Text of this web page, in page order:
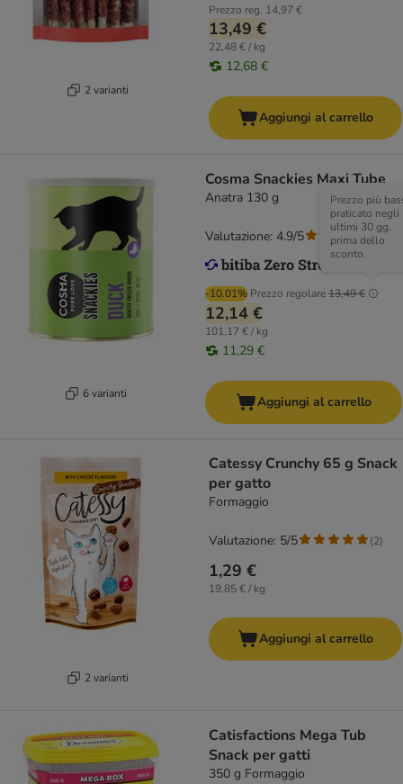
2 varianti
Prezzo reg. 14,97 €
13,49 €
22,48 € / kg
12,68 €
Aggiungi al carrello
6 varianti
Cosma Snackies Maxi Tube
Anatra 130 g
-10.01% Prezzo regolare13,49 €
Prezzo più
praticato negli
ultimi 30 gg,
prima dello
sconto.
12,14 €
101,17 € / kg
11,29 €
Valutazione: 4.9/5 (558
Aggiungi al carrello
2 varianti
Catessy Crunchy 65 g Snack
per gatto
Formaggio
1,29 €
19,85 € / kg
Valutazione: 5/5 (2)
Aggiungi al carrello
Catisfactions Mega Tub
Snack per gatti
350 g Formaggio